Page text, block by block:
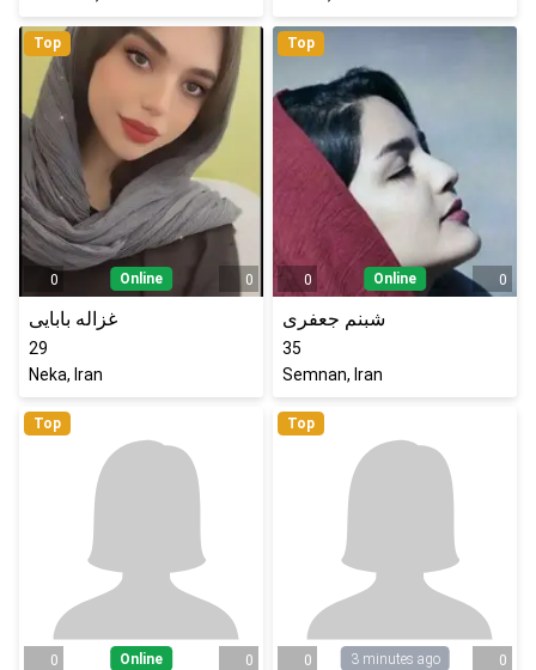
Top
0 Online 0
غزاله بابایی
29
Neka, Iran
Top
0 Online 0
شبنم جعفری
35
Semnan, Iran
Top
0 Online 0
Top
0 3 minutes ago 0